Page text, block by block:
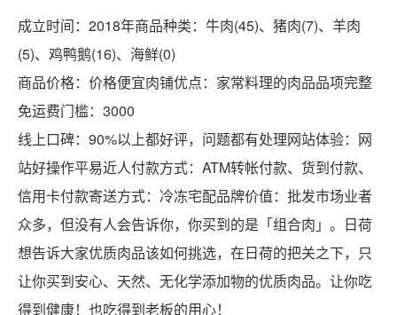
成立时间：2018年商品种类：牛肉(45)、猪肉(7)、羊肉
(5)、鸡鸭鹅(16)、海鲜(0)
商品价格：价格便宜肉铺优点：家常料理的肉品品项完整
免运费门槛：3000
线上口碑：90%以上都好评，问题都有处理网站体验：网
站好操作平易近人付款方式：ATM转帐付款、货到付款、
信用卡付款寄送方式：冷冻宅配品牌价值：批发市场业者
众多，但没有人会告诉你，你买到的是「组合肉」。日荷
想告诉大家优质肉品该如何挑选，在日荷的把关之下，只
让你买到安心、天然、无化学添加物的优质肉品。让你吃
得到健康！也吃得到老板的用心！